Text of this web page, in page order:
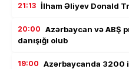
21:13 İlham Əliyev Donald
20:00 Azərbaycan və ABŞ
danışığı olub
19:00 Azərbaycanda 3200